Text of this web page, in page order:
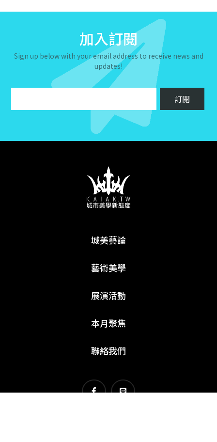
加入訂閱
Sign up below with your email address to receive news and
updates!
城美藝論
藝術美學
展演活動
本月聚焦
聯絡我們